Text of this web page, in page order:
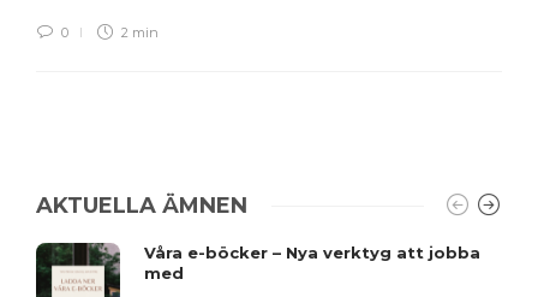
0 2 min
AKTUELLA ÄMNEN
Våra e-böcker – Nya verktyg att jobba
med